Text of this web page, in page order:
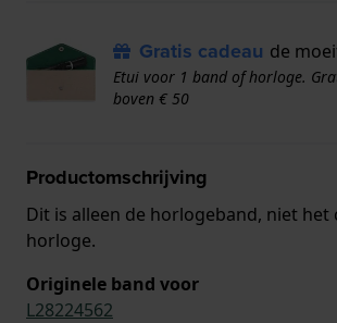
Gratis cadeau de
Etui voor 1 band of horloge.
boven € 50
Productomschrijving
Dit is alleen de horlogeband, niet het
horloge.
Originele band voor
L28224562